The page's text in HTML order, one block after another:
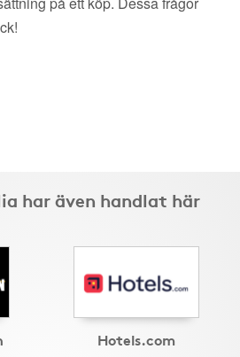
har även handlat här
Hotels.com